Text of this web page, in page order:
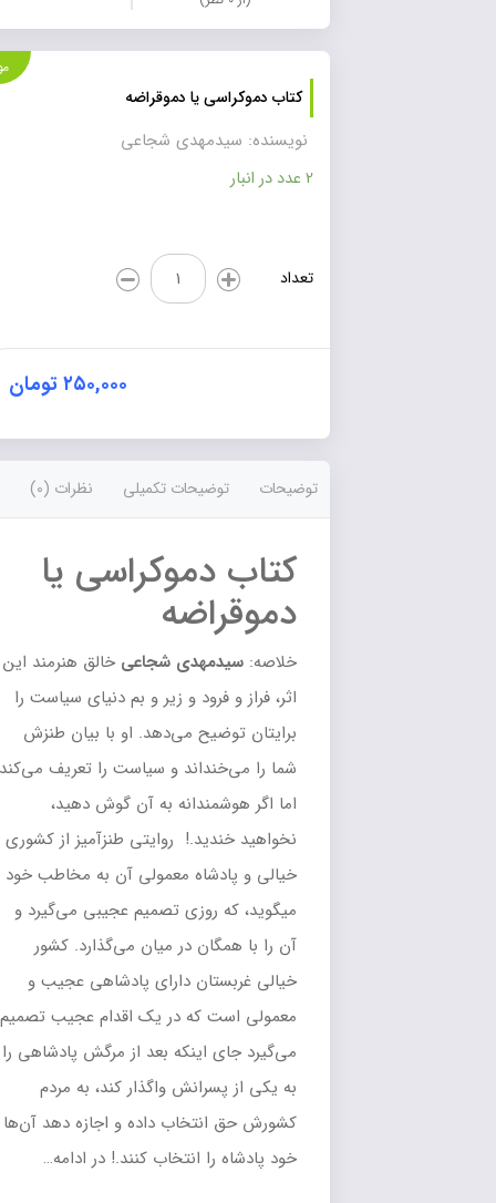
کتاب دموکراسی یا دموقراضه
موجود
نویسنده: سیدمهدی شجاعی
کتاب
دموکراسی
عدد
۲۵۰,۰۰۰ تومان
توضیحات توضیحات تکمیلی نظرات (0)
کتاب دموکراسی یا
دموقراضه
خلاصه:سیدمهدی شجاعیخالق هنرمند این
اثر، فراز و فرود و زیر و بم دنیای سیاست را
برایتان توضیح می‌دهد. او با بیان طنزش
شما را می‌خنداند و سیاست را تعریف می‌کند
اما اگر هوشمندانه به آن گوش دهید،
نخواهید خندید.! روایتی طنزآمیز از کشوری
خیالی و پادشاه معمولی آن به مخاطب خود
میگوید، که روزی تصمیم عجیبی می‌گیرد و
آن را با همگان در میان می‌گذارد. کشور
خیالی غربستان دارای پادشاهی عجیب و
معمولی است که در یک اقدام عجیب تصمیم
می‌گیرد جای اینکه بعد از مرگش پادشاهی را
به یکی از پسرانش واگذار کند، به مردم
کشورش حق انتخاب داده و اجازه دهد آن‌ها
خود پادشاه را انتخاب کنند.! در ادامه…